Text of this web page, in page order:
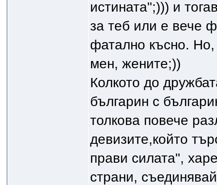
истината";))) и
за теб или е вече
фатално късно.
мен, жените;))
Колкото до
българин с
толкова повече
девизите,който
прави силата",
страни,